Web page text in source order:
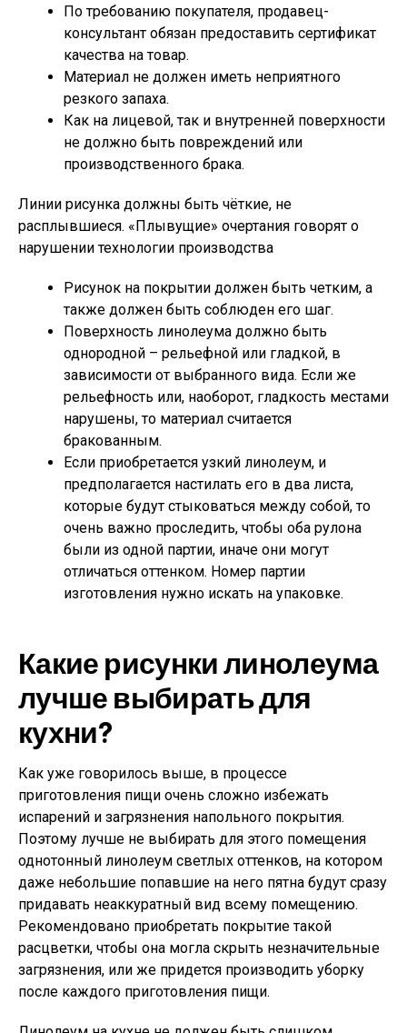
По требованию покупателя, продавец-
консультант обязан предоставить сертификат
качества на товар.
Материал не должен иметь неприятного
резкого запаха.
Как на лицевой, так и внутренней поверхности
не должно быть повреждений или
производственного брака.
Линии рисунка должны быть чёткие, не
расплывшиеся. «Плывущие» очертания говорят о
нарушении технологии производства
Рисунок на покрытии должен быть четким, а
также должен быть соблюден его шаг.
Поверхность линолеума должно быть
однородной – рельефной или гладкой, в
зависимости от выбранного вида. Если же
рельефность или, наоборот, гладкость местами
нарушены, то материал считается
бракованным.
Если приобретается узкий линолеум, и
предполагается настилать его в два листа,
которые будут стыковаться между собой, то
очень важно проследить, чтобы оба рулона
были из одной партии, иначе они могут
отличаться оттенком. Номер партии
изготовления нужно искать на упаковке.
Какие рисунки линолеума
лучше выбирать для
кухни?
Как уже говорилось выше, в процессе
приготовления пищи очень сложно избежать
испарений и загрязнения напольного покрытия.
Поэтому лучше не выбирать для этого помещения
однотонный линолеум светлых оттенков, на котором
даже небольшие попавшие на него пятна будут сразу
придавать неаккуратный вид всему помещению.
Рекомендовано приобретать покрытие такой
расцветки, чтобы она могла скрыть незначительные
загрязнения, или же придется производить уборку
после каждого приготовления пищи.